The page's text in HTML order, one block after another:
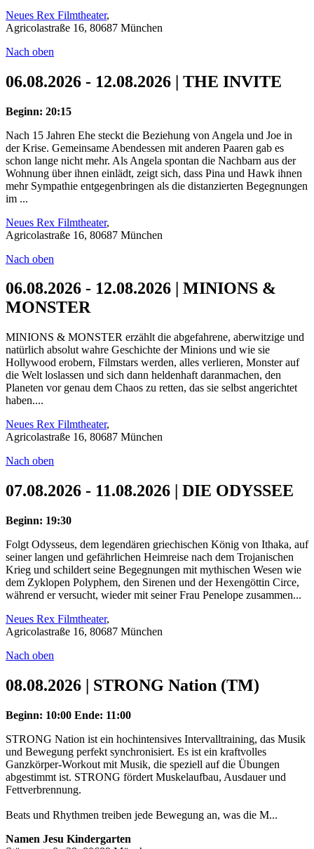
Neues Rex Filmtheater,
Agricolastraße 16, 80687 München
Nach oben
06.08.2026 - 12.08.2026 | THE INVITE
Beginn: 20:15
Nach 15 Jahren Ehe steckt die Beziehung von Angela und Joe in
der Krise. Gemeinsame Abendessen mit anderen Paaren gab es
schon lange nicht mehr. Als Angela spontan die Nachbarn aus der
Wohnung über ihnen einlädt, zeigt sich, dass Pina und Hawk ihnen
mehr Sympathie entgegenbringen als die distanzierten Begegnungen
im ...
Neues Rex Filmtheater,
Agricolastraße 16, 80687 München
Nach oben
06.08.2026 - 12.08.2026 | MINIONS &
MONSTER
MINIONS & MONSTER erzählt die abgefahrene, aberwitzige und
natürlich absolut wahre Geschichte der Minions und wie sie
Hollywood erobern, Filmstars werden, alles verlieren, Monster auf
die Welt loslassen und sich dann heldenhaft daranmachen, den
Planeten vor genau dem Chaos zu retten, das sie selbst angerichtet
haben....
Neues Rex Filmtheater,
Agricolastraße 16, 80687 München
Nach oben
07.08.2026 - 11.08.2026 | DIE ODYSSEE
Beginn: 19:30
Folgt Odysseus, dem legendären griechischen König von Ithaka, auf
seiner langen und gefährlichen Heimreise nach dem Trojanischen
Krieg und schildert seine Begegnungen mit mythischen Wesen wie
dem Zyklopen Polyphem, den Sirenen und der Hexengöttin Circe,
während er versucht, wieder mit seiner Frau Penelope zusammen...
Neues Rex Filmtheater,
Agricolastraße 16, 80687 München
Nach oben
08.08.2026 | STRONG Nation (TM)
Beginn: 10:00 Ende: 11:00
STRONG Nation ist ein hochintensives Intervalltraining, das Musik
und Bewegung perfekt synchronisiert. Es ist ein kraftvolles
Ganzkörper-Workout mit Musik, die speziell auf die Übungen
abgestimmt ist. STRONG fördert Muskelaufbau, Ausdauer und
Fettverbrennung.
Beats und Rhythmen treiben jede Bewegung an, was die M...
Namen Jesu Kindergarten